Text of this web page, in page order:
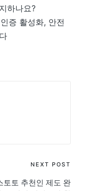
하나요?
증 활성화, 안전
NEXT POST
토토 추천인 제도 완